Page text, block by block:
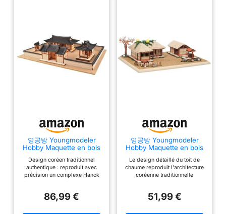
영공방 Youngmodeler
Hobby Maquette en bois
coréenne Hanok
Maquette DIY
Design coréen traditionnel
authentique : reproduit avec
précision un complexe Hanok
distinctes. Niveau de difficulté
construction de 10 heures pour
86,99 €
영공방 Youngmodeler
Hobby Maquette en bois
traditionnelle coréenne à
toit de chaume (maison
en forme de )
Le design détaillé du toit de
chaume reproduit l'architecture
coréenne traditionnelle
constructeurs qualifiés
51,99 €